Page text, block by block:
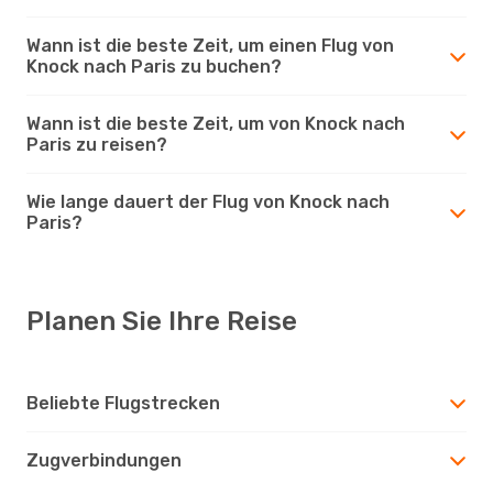
Wann ist die beste Zeit, um einen Flug von
Knock nach Paris zu buchen?
Wann ist die beste Zeit, um von Knock nach
Paris zu reisen?
Wie lange dauert der Flug von Knock nach
Paris?
Planen Sie Ihre Reise
Beliebte Flugstrecken
Zugverbindungen